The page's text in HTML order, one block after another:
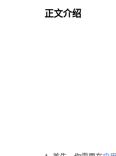
正文介绍